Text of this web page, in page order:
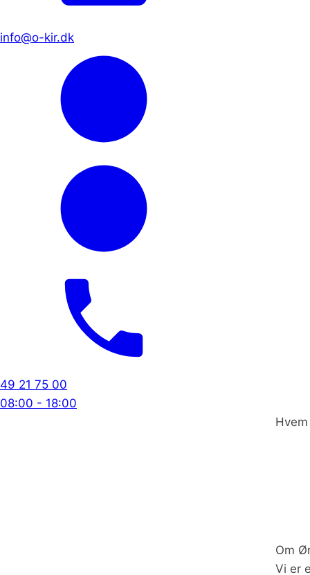
info@o-kir.dk
49 21 75 00
08:00 - 18:00
Om
Vi er